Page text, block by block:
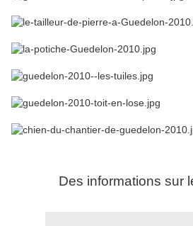
Des informations sur